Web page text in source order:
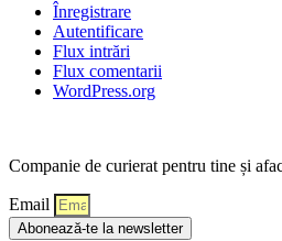
Înregistrare
Autentificare
Flux intrări
Flux comentarii
WordPress.org
Companie de curierat pentru tine și
Email
Abonează-te la newsletter